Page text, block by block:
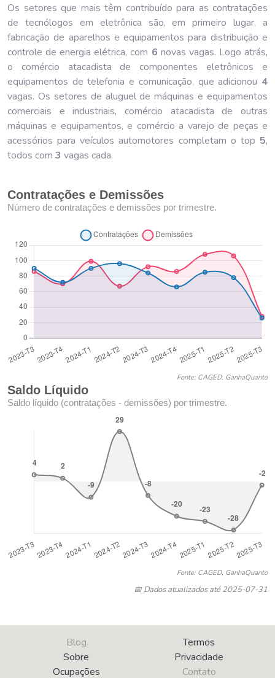
Os setores que mais têm contribuído para as contratações
de tecnólogos em eletrônica são, em primeiro lugar, a
fabricação de aparelhos e equipamentos para distribuição e
controle de energia elétrica, com 6 novas vagas. Logo atrás,
o comércio atacadista de componentes eletrônicos e
equipamentos de telefonia e comunicação, que adicionou 4
vagas. Os setores de aluguel de máquinas e equipamentos
comerciais e industriais, comércio atacadista de outras
máquinas e equipamentos, e comércio a varejo de peças e
acessórios para veículos automotores completam o top 5,
todos com 3 vagas cada.
Contratações e Demissões
Número de contratações e demissões por trimestre.
Fonte: CAGED, GanhaQuanto
Saldo Líquido
Saldo líquido (contratações - demissões) por trimestre.
Fonte: CAGED, GanhaQuanto
📅 Dados atualizados até 2025-07-31
Blog
Sobre
Ocupações
Termos
Privacidade
Contato